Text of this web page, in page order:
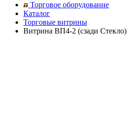
Торговое оборудование
Каталог
Торговые витрины
Витрина ВП4-2 (сзади Стекло)